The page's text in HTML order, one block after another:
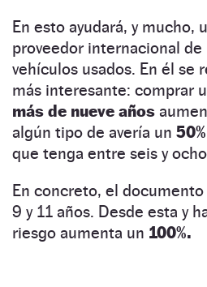
En esto ayudará, y mucho,
proveedor internacional
vehículos usados. En él se
más interesante: comprar
más de nueve años
algún tipo de avería un 50%
que tenga entre seis y
En concreto, el
9 y 11 años. Desde esta y
riesgo aumenta un 100%.